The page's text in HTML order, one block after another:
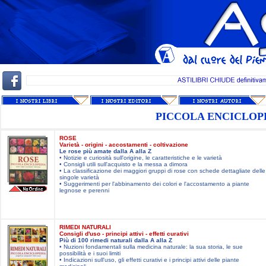
PICCOLA
ROSE
Varietà - origini - accostamenti - coltivazione
Le rose più amate dalla A alla Z
• Notizie e curiosità sull'origine, le caratteristiche e le varietà
• Consigli utili sull'acquisto e la messa a dimora
• La classificazione dei maggiori gruppi di rose con schede dettagliate delle
singole varietà
• Suggerimenti per l'abbinamento dei colori e l'accostamento a piante
legnose e perenni
RIMEDI NATURALI
Consigli d'uso - principi attivi - effetti curativi
Più di 100 rimedi naturali dalla A alla Z
• Nuzioni fondamentali sulla medicina naturale: la sua storia, le sue
possibilità e i suoi limiti
• Indicazioni sull'uso, gli effetti curativi e i principi attivi delle piante